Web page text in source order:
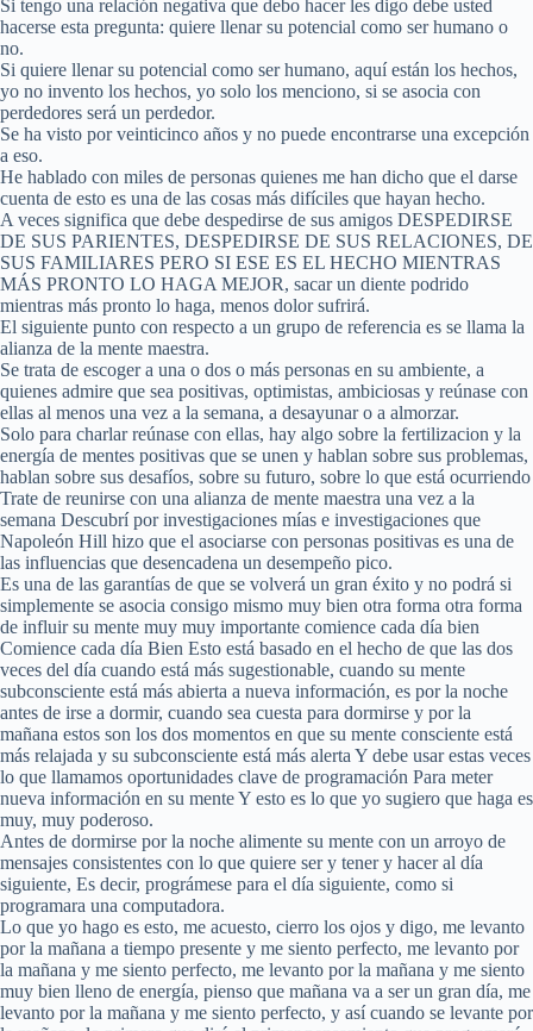
Si tengo una relación negativa que debo hacer les digo debe usted
hacerse esta pregunta: quiere llenar su potencial como ser humano o
no.
Si quiere llenar su potencial como ser humano, aquí están los hechos,
yo no invento los hechos, yo solo los menciono, si se asocia con
perdedores será un perdedor.
Se ha visto por veinticinco años y no puede encontrarse una excepción
a eso.
He hablado con miles de personas quienes me han dicho que el darse
cuenta de esto es una de las cosas más difíciles que hayan hecho.
A veces significa que debe despedirse de sus amigos DESPEDIRSE
DE SUS PARIENTES, DESPEDIRSE DE SUS RELACIONES, DE
SUS FAMILIARES PERO SI ESE ES EL HECHO MIENTRAS
MÁS PRONTO LO HAGA MEJOR, sacar un diente podrido
mientras más pronto lo haga, menos dolor sufrirá.
El siguiente punto con respecto a un grupo de referencia es se llama la
alianza de la mente maestra.
Se trata de escoger a una o dos o más personas en su ambiente, a
quienes admire que sea positivas, optimistas, ambiciosas y reúnase con
ellas al menos una vez a la semana, a desayunar o a almorzar.
Solo para charlar reúnase con ellas, hay algo sobre la fertilizacion y la
energía de mentes positivas que se unen y hablan sobre sus problemas,
hablan sobre sus desafíos, sobre su futuro, sobre lo que está ocurriendo
Trate de reunirse con una alianza de mente maestra una vez a la
semana Descubrí por investigaciones mías e investigaciones que
Napoleón Hill hizo que el asociarse con personas positivas es una de
las influencias que desencadena un desempeño pico.
Es una de las garantías de que se volverá un gran éxito y no podrá si
simplemente se asocia consigo mismo muy bien otra forma otra forma
de influir su mente muy muy importante comience cada día bien
Comience cada día Bien Esto está basado en el hecho de que las dos
veces del día cuando está más sugestionable, cuando su mente
subconsciente está más abierta a nueva información, es por la noche
antes de irse a dormir, cuando sea cuesta para dormirse y por la
mañana estos son los dos momentos en que su mente consciente está
más relajada y su subconsciente está más alerta Y debe usar estas veces
lo que llamamos oportunidades clave de programación Para meter
nueva información en su mente Y esto es lo que yo sugiero que haga es
muy, muy poderoso.
Antes de dormirse por la noche alimente su mente con un arroyo de
mensajes consistentes con lo que quiere ser y tener y hacer al día
siguiente, Es decir, prográmese para el día siguiente, como si
programara una computadora.
Lo que yo hago es esto, me acuesto, cierro los ojos y digo, me levanto
por la mañana a tiempo presente y me siento perfecto, me levanto por
la mañana y me siento perfecto, me levanto por la mañana y me siento
muy bien lleno de energía, pienso que mañana va a ser un gran día, me
levanto por la mañana y me siento perfecto, y así cuando se levante por